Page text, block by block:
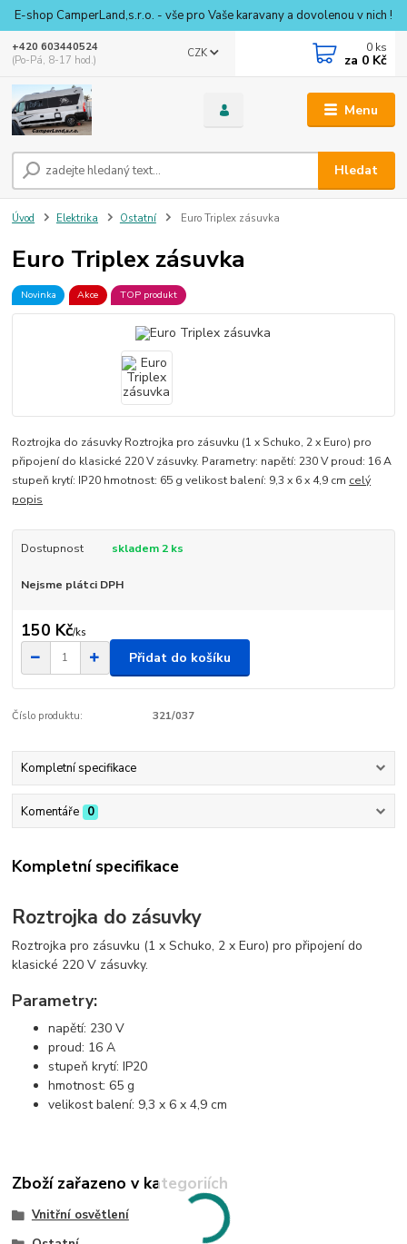
E-shop CamperLand,s.r.o. - vše pro Vaše karavany a dovolenou v nich !
Menu
CZK
Hledat
+420 603440524
(Po-Pá, 8-17 hod.)
0 ks
za 0 Kč
Úvod Elektrika Ostatní Euro Triplex zásuvka
Euro Triplex zásuvka
Novinka Akce TOP produkt
Roztrojka do zásuvky Roztrojka pro zásuvku (1 x Schuko, 2 x Euro) pro
připojení do klasické 220 V zásuvky. Parametry: napětí: 230 V proud: 16 A
stupeň krytí: IP20 hmotnost: 65 g velikost balení: 9,3 x 6 x 4,9 cm celý
popis
Dostupnost skladem 2 ks
Nejsme plátci DPH
150 Kč/ks
Přidat do košíku
Číslo produktu: 321/037
Kompletní specifikace
Komentáře 0
Kompletní specifikace
Roztrojka do zásuvky
Roztrojka pro zásuvku (1 x Schuko, 2 x Euro) pro připojení do
klasické 220 V zásuvky.
Parametry:
napětí: 230 V
proud: 16 A
stupeň krytí: IP20
hmotnost: 65 g
velikost balení: 9,3 x 6 x 4,9 cm
Zboží zařazeno v kategoriích
Vnitřní osvětlení